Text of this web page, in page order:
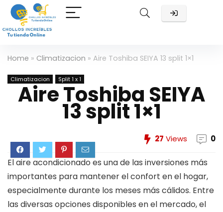
Home » Climatizacion » Aire Toshiba SEIYA 13 split 1×1
Climatizacion Split 1 x 1
Aire Toshiba SEIYA
13 split 1×1
27 Views 0
El aire acondicionado es una de las inversiones más
importantes para mantener el confort en el hogar,
especialmente durante los meses más cálidos. Entre
las diversas opciones disponibles en el mercado, el